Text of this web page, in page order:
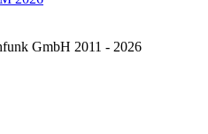
GmbH 2011 - 2026